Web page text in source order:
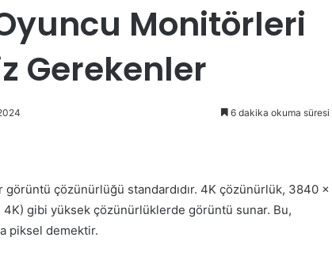
Monitörleri
Gerekenler
6 dakika okuma süresi
çözünürlüğü standardıdır. 4K çözünürlük, 3840 x
gibi yüksek çözünürlüklerde görüntü sunar. Bu,
piksel demektir.